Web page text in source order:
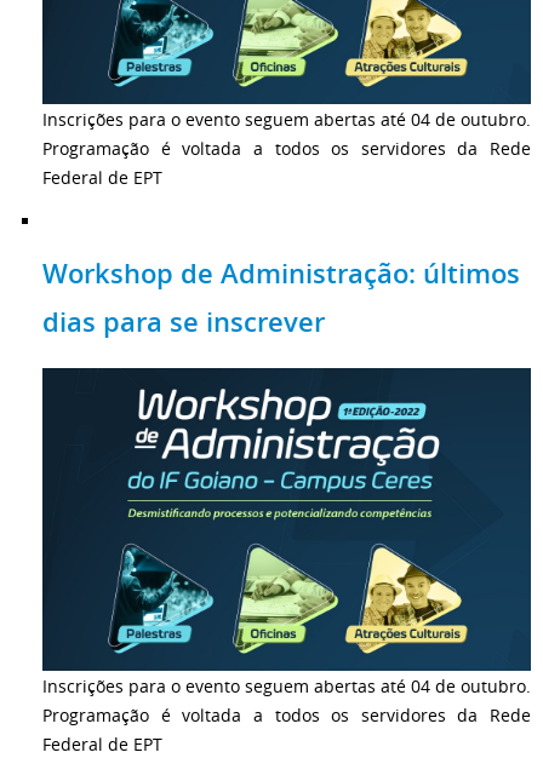
Inscrições para o evento seguem abertas até 04 de outubro.
Programação é voltada a todos os servidores da Rede
Federal de EPT
Workshop de Administração: últimos
dias para se inscrever
Inscrições para o evento seguem abertas até 04 de outubro.
Programação é voltada a todos os servidores da Rede
Federal de EPT